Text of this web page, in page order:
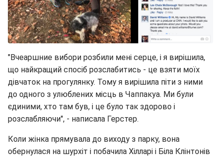
"Вчеаршние вибори розбили мені серце, і я вирішила,
що найкращий спосіб розслабитись - це взяти моїх
дівчаток на прогулянку. Тому я вирішила піти з ними
до одного з улюблених місць в Чаппакуа. Ми були
єдиними, хто там був, і це було так здорово і
розслабляючи", - написала Герстер.
Коли жінка прямувала до виходу з парку, вона
обернулася на шурхіт і побачила Хілларі і Біла Клінтонів